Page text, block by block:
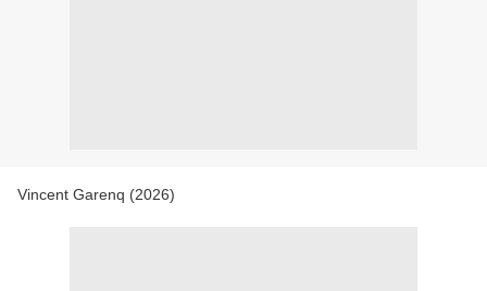
Vincent Garenq (2026)